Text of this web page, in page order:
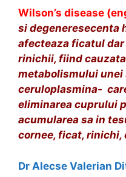
Wilson’s disease
si degeneresecenta
afecteaza ficatul
rinichii, fiind
metabolismului unei
ceruloplasmina-
eliminarea cuprului
acumularea sa in
cornee, ficat, rinichi,
Dr Alecse Valerian